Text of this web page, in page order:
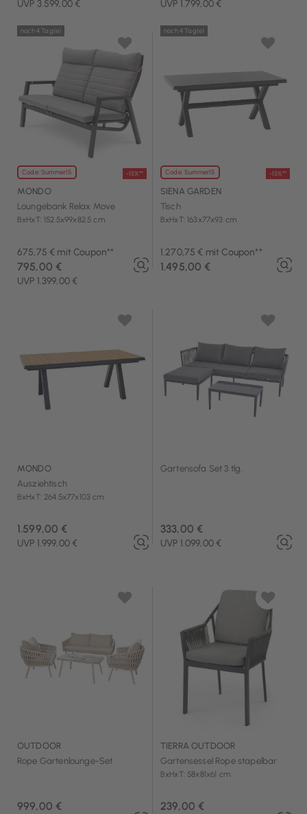
UVP 3.599,00 € UVP 1.799,00 €
Code: Summer15 -15%**
noch 4 Tag(e)
MONDO
Loungebank Relax Move
BxHxT: 152.5x99x82.5 cm
675,75 € mit Coupon**
UVP 1.399,00 €
795,00 €
Code: Summer15 -15%**
noch 4 Tag(e)
SIENA GARDEN
Tisch
BxHxT: 163x77x93 cm
1.270,75 € mit Coupon**
1.495,00 €
MONDO
Ausziehtisch
BxHxT: 264.5x77x103 cm
1.599,00 €
UVP 1.999,00 €
Gartensofa Set 3 tlg.
333,00 €
UVP 1.099,00 €
OUTDOOR
Rope Gartenlounge-Set
999,00 €
TIERRA OUTDOOR
Gartensessel Rope stapelbar
BxHxT: 58x81x61 cm
239,00 €